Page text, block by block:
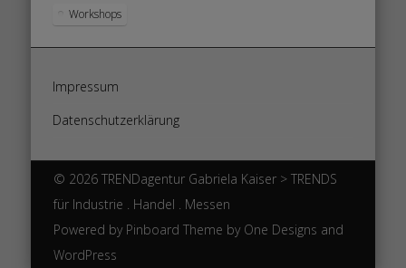
Workshops
Impressum
Datenschutzerklärung
© 2026 TRENDagentur Gabriela Kaiser > TRENDS
für Industrie . Handel . Messen
Powered by Pinboard Theme by One Designs and
WordPress